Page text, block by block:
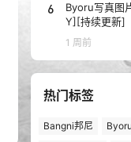
6
Byoru写真图
Y][持续更新]
1 周前
热门标签
Bangni邦尼 Byoru